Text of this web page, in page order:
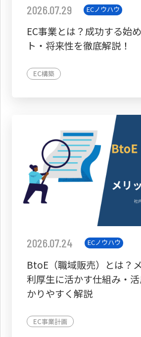
2026.07.29 ECノウハウ
EC事業とは？成功する始
ト・将来性を徹底解説！
EC構築
2026.07.24 ECノウハウ
BtoE（職域販売）とは？
利厚生に活かす仕組み・
かりやすく解説
EC事業計画